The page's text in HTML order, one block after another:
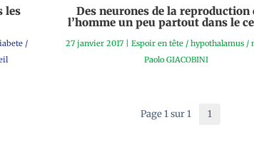
les
/
Des neurones de la reproduction
l’homme un peu partout dans le
27 janvier 2017| Espoir en tête/ hypothalamus/
Paolo GIACOBINI
Page 1 sur 1 1